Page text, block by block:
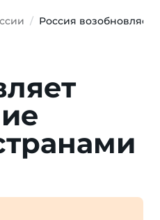
Россия возобновляет